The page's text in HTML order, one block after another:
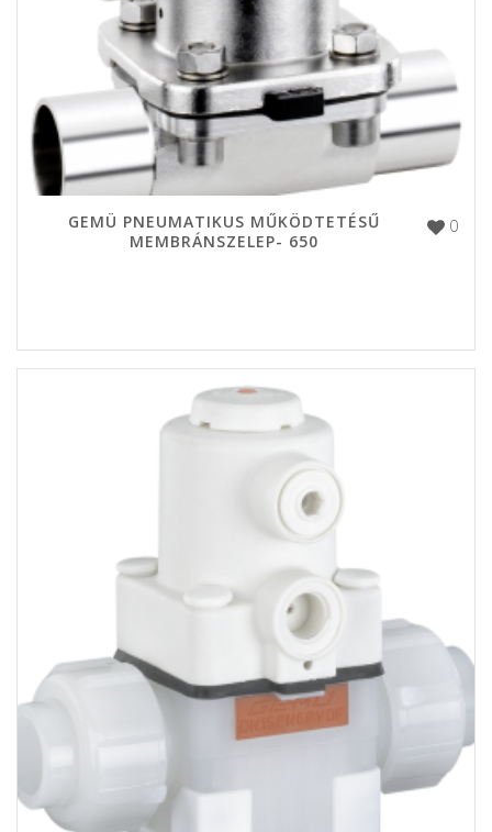
0
GEMÜ PNEUMATIKUS MŰKÖDTETÉSŰ
MEMBRÁNSZELEP- 650